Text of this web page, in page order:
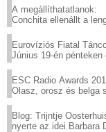
A megállíthatatlanok:
Conchita ellenállt a
Eurovíziós Fiatal
Június 19-én pénteken
ESC Radio Awards
Olasz, orosz és belga
Blog: Trijntje
nyerte az idei Barbara